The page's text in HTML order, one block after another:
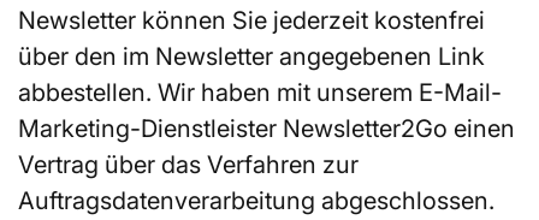
Newsletter können Sie jederzeit kostenfrei
über den im Newsletter angegebenen Link
abbestellen. Wir haben mit unserem E-Mail-
Marketing-Dienstleister Newsletter2Go einen
Vertrag über das Verfahren zur
Auftragsdatenverarbeitung abgeschlossen.